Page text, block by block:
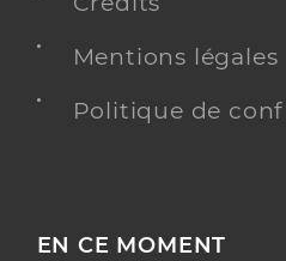
Mentions légales
Politique de
EN CE MOMENT